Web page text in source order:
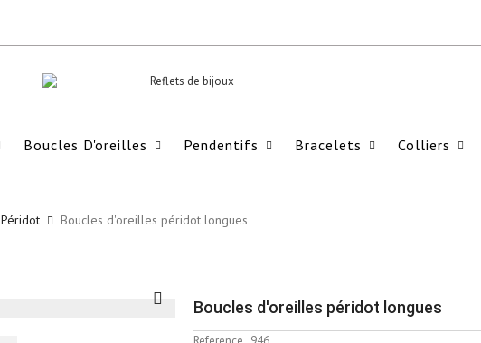
Boucles D'oreilles Pendentifs Bracelets Colliers
Péridot Boucles d'oreilles péridot longues
Boucles d'oreilles péridot longues